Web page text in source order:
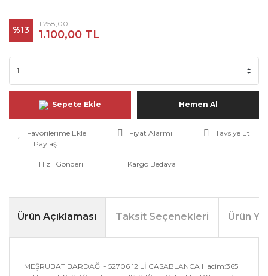
%13
1.258,00 TL
1.100,00 TL
Sepete Ekle Hemen Al
Fiyat Alarmı
Tavsiye Et
Paylaş
Hızlı Gönderi Kargo Bedava
Ürün Açıklaması Taksit Seçenekleri Ürün
MEŞRUBAT BARDAĞI - 52706 12 Lİ CASABLANCA Hacim:365